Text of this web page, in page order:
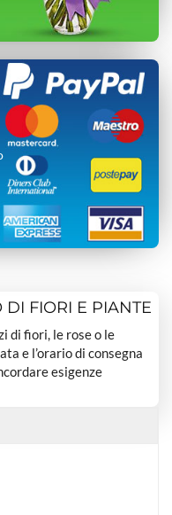
FIORI E PIANTE
di fiori, le rose o le
e l’orario di consegna
esigenze